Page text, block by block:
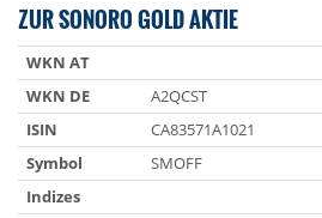
ZUR SONORO GOLD AKTIE
WKN AT
WKN DE
A2QCST
ISIN
CA83571A1021
Symbol
SMOFF
Indizes